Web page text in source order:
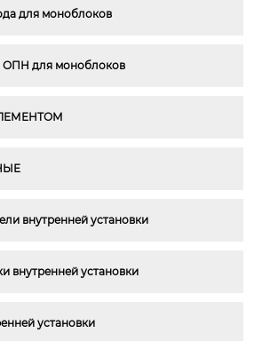
для моноблоков
ОПН для моноблоков
внутренней установки
внутренней установки
установки